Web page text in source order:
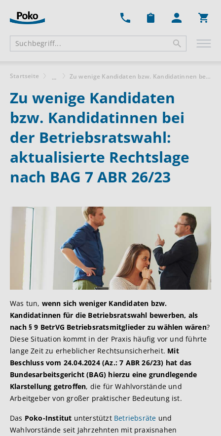
Startseite ... Zu wenige Kandidaten bzw. Kandidatinnen bei der Betriebsratswahl: aktualisierte Rechtslage nach BAG 7 ABR 26/23
Zu wenige Kandidaten
bzw. Kandidatinnen bei
der Betriebsratswahl:
aktualisierte Rechtslage
nach BAG 7 ABR 26/23
Was tun, wenn sich weniger Kandidaten bzw.
Kandidatinnen für die Betriebsratswahl bewerben, als
nach § 9 BetrVG Betriebsratsmitglieder zu wählen wären?
Diese Situation kommt in der Praxis häufig vor und führte
lange Zeit zu erheblicher Rechtsunsicherheit. Mit
Beschluss vom 24.04.2024 (Az.: 7 ABR 26/23) hat das
Bundesarbeitsgericht (BAG) hierzu eine grundlegende
Klarstellung getroffen, die für Wahlvorstände und
Arbeitgeber von großer praktischer Bedeutung ist.
Das Poko-Institut unterstützt Betriebsräte und
Wahlvorstände seit Jahrzehnten mit praxisnahen